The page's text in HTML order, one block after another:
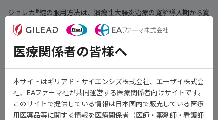
ジセレカ ®錠の服用方法は、潰瘍性大腸炎治療の寛解導入期から寛
解維持期まで、成人の場合、通常200mg錠を１日１回服用します
。
患者さんの状態によっては100mg錠を１日１回服用する
あるため、医師の指示に従ってください。
医療関係者の皆様へ
本サイトはギリアド・サイエンシズ株式会社、エーザイ株式会
社、EAファーマ社が共同運営する医療関係者向けサイトです。
このサイトで提供している情報は日本国内で販売している医療
用医薬品等に関する情報を医療関係者（医師・薬剤師・看護師